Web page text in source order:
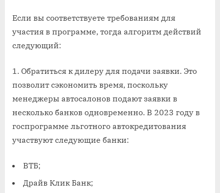
Если вы соответствуете требованиям для
участия в программе, тогда алгоритм действий
следующий:
1. Обратиться к дилеру для подачи заявки. Это
позволит сэкономить время, поскольку
менеджеры автосалонов подают заявки в
несколько банков одновременно. В 2023 году в
госпрограмме льготного автокредитования
участвуют следующие банки:
ВТБ;
Драйв Клик Банк;